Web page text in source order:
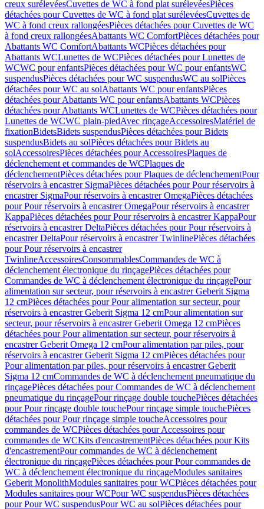
creux surélevéesCuvettes de WC à fond plat surélevéesPièces
détachées pour Cuvettes de WC à fond plat surélevéesCuvettes de
WC à fond creux rallongéesPièces détachées pour Cuvettes de WC
à fond creux rallongéesAbattants WC ComfortPièces détachées pour
Abattants WC ComfortAbattants WCPièces détachées pour
Abattants WCLunettes de WCPièces détachées pour Lunettes de
WCWC pour enfantsPièces détachées pour WC pour enfantsWC
suspendusPièces détachées pour WC suspendusWC au solPièces
détachées pour WC au solAbattants WC pour enfantsPièces
détachées pour Abattants WC pour enfantsAbattants WCPièces
détachées pour Abattants WCLunettes de WCPièces détachées pour
Lunettes de WCWC plain-piedAvec rinçageAccessoiresMatériel de
fixationBidetsBidets suspendusPièces détachées pour Bidets
suspendusBidets au solPièces détachées pour Bidets au
solAccessoiresPièces détachées pour AccessoiresPlaques de
déclenchement et commandes de WCPlaques de
déclenchementPièces détachées pour Plaques de déclenchementPour
réservoirs à encastrer SigmaPièces détachées pour Pour réservoirs à
encastrer SigmaPour réservoirs à encastrer OmegaPièces détachées
pour Pour réservoirs à encastrer OmegaPour réservoirs à encastrer
KappaPièces détachées pour Pour réservoirs à encastrer KappaPour
réservoirs à encastrer DeltaPièces détachées pour Pour réservoirs à
encastrer DeltaPour réservoirs à encastrer TwinlinePièces détachées
pour Pour réservoirs à encastrer
TwinlineAccessoiresConsommablesCommandes de WC à
déclenchement électronique du rinçagePièces détachées pour
Commandes de WC à déclenchement électronique du rinçagePour
alimentation sur secteur, pour réservoirs à encastrer Geberit Sigma
12 cmPièces détachées pour Pour alimentation sur secteur, pour
réservoirs à encastrer Geberit Sigma 12 cmPour alimentation sur
secteur, pour réservoirs à encastrer Geberit Omega 12 cmPièces
détachées pour Pour alimentation sur secteur, pour réservoirs à
encastrer Geberit Omega 12 cmPour alimentation par piles, pour
réservoirs à encastrer Geberit Sigma 12 cmPièces détachées pour
Pour alimentation par piles, pour réservoirs à encastrer Geberit
Sigma 12 cmCommandes de WC à déclenchement pneumatique du
rinçagePièces détachées pour Commandes de WC à déclenchement
pneumatique du rinçagePour rinçage double touchePièces détachées
pour Pour rinçage double touchePour rinçage simple touchePièces
détachées pour Pour rinçage simple toucheAccessoires pour
commandes de WCPièces détachées pour Accessoires pour
commandes de WCKits d'encastrementPièces détachées pour Kits
d'encastrementPour commandes de WC à déclenchement
électronique du rinçagePièces détachées pour Pour commandes de
WC à déclenchement électronique du rinçageModules sanitaires
Geberit MonolithModules sanitaires pour WCPièces détachées pour
Modules sanitaires pour WCPour WC suspendusPièces détachées
pour Pour WC suspendusPour WC au solPièces détachées pour